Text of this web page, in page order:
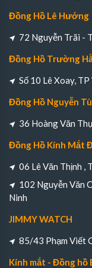
Đồng Hồ Lê Hướng
72 Nguyễn Trãi -
Đồng Hồ Trường
Số 10 Lê Xoay,
Đồng Hồ Nguyễn
36 Hoàng Văn
Đồng Hồ Kính Mắt
06 Lê Văn Thịnh ,
102 Nguyễn Văn
Ninh
JIMMY WATCH
85/43 Phạm Viết
Kính mắt - Đồng hồ